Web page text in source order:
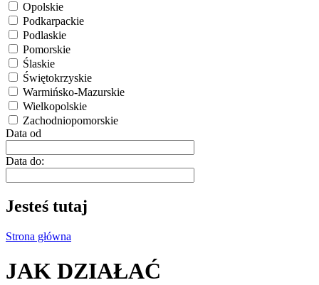
Opolskie
Podkarpackie
Podlaskie
Pomorskie
Ślaskie
Świętokrzyskie
Warmińsko-Mazurskie
Wielkopolskie
Zachodniopomorskie
Data od
Data do:
Jesteś tutaj
Strona główna
JAK DZIAŁAĆ